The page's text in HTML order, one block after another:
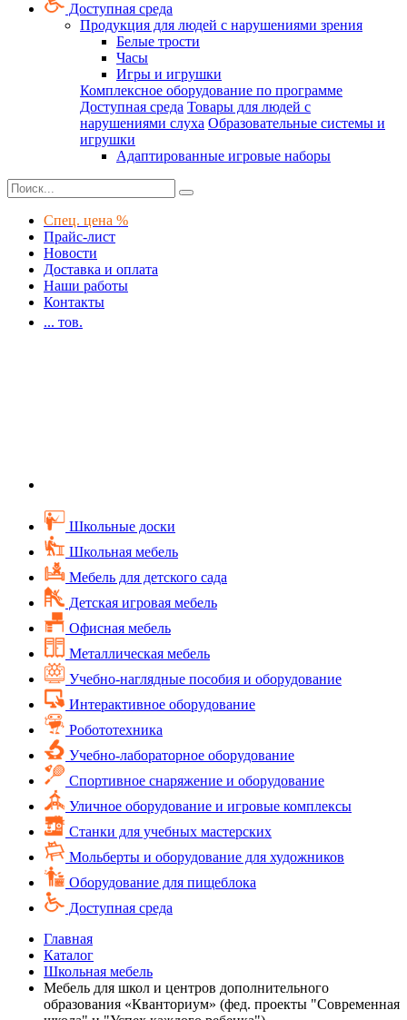
Доступная среда
Продукция для людей с нарушениями зрения
Белые трости
Часы
Игры и игрушки
Комплексное оборудование по программе
Доступная среда Товары для людей с
нарушениями слуха Образовательные системы и
игрушки
Адаптированные игровые наборы
Спец. цена %
Прайс-лист
Новости
Доставка и оплата
Наши работы
Контакты
... тов.
Школьные доски
Школьная мебель
Мебель для детского сада
Детская игровая мебель
Офисная мебель
Металлическая мебель
Учебно-наглядные пособия и оборудование
Интерактивное оборудование
Робототехника
Учебно-лабораторное оборудование
Спортивное снаряжение и оборудование
Уличное оборудование и игровые комплексы
Cтанки для учебных мастерских
Мольберты и оборудование для художников
Оборудование для пищеблока
Доступная среда
Главная
Каталог
Школьная мебель
Мебель для школ и центров дополнительного
образования «Кванториум» (фед. проекты "Современная